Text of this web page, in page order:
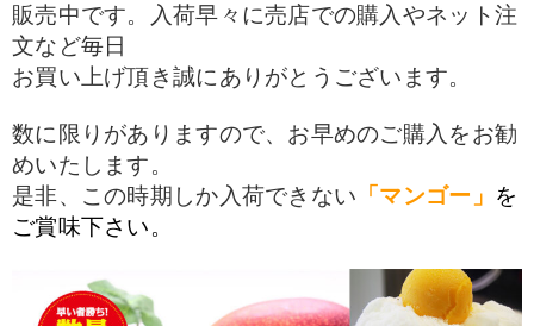
販売中です。入荷早々に売店での購入やネット注
文など毎日
お買い上げ頂き誠にありがとうございます。
数に限りがありますので、お早めのご購入をお勧
めいたします。
是非、この時期しか入荷できない 「マンゴー」 を
ご賞味下さい。